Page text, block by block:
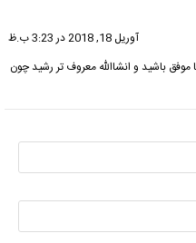
آوریل 18, 2018 در 3:23 ب.ظ
باشید و انشاالله معروف تر رشید چون